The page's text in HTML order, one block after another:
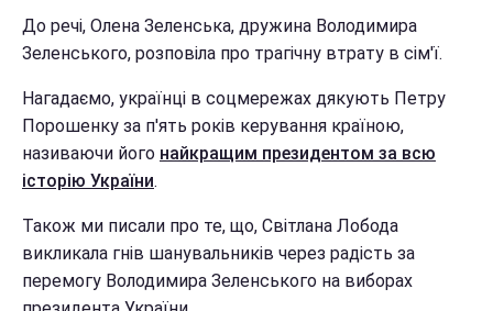
До речі, Олена Зеленська, дружина Володимира
Зеленського, розповіла про трагічну втрату в сім'ї.
Нагадаємо, українці в соцмережах дякують Петру
Порошенку за п'ять років керування країною,
називаючи його найкращим президентом за всю
історію України.
Також ми писали про те, що, Світлана Лобода
викликала гнів шанувальників через радість за
перемогу Володимира Зеленського на виборах